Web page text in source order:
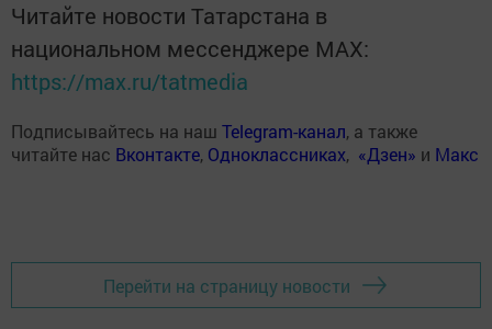
Читайте новости Татарстана в
национальном мессенджере MАХ:
https://max.ru/tatmedia
Подписывайтесь на наш Telegram-канал, а также
читайте нас Вконтакте, Одноклассниках, «Дзен» и Макс
Перейти на страницу новости